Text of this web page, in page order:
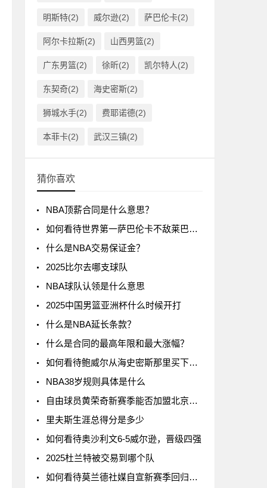
明斯特(2) 威尔逊(2) 萨巴伦卡(2)
阿尔卡拉斯(2) 山西男篮(2)
广东男篮(2) 徐昕(2) 凯尔特人(2)
东契奇(2) 海史密斯(2)
狮城水手(2) 费耶诺德(2)
本菲卡(2) 武汉三镇(2)
猜你喜欢
NBA顶薪合同是什么意思？
如何看待世界第一萨巴伦卡不敌莱巴金娜?
什么是NBA交易保证金？
2025比尔去哪支球队
NBA球队认领是什么意思
2025中国男篮亚洲杯什么时候开打
什么是NBA延长条款？
什么是合同的最高年限和最大涨幅？
如何看待鲍威尔从海史密斯那里买下了24号球衣
NBA38岁规则具体是什么
自由球员黄荣奇新赛季能否加盟北京男篮?
里夫斯生涯总得分是多少
如何看待奥沙利文6-5威尔逊，晋级四强
2025杜兰特被交易到哪个队
如何看待莫兰德社媒自宣新赛季回归辽宁男篮